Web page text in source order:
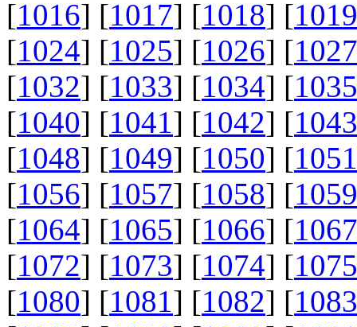
[1016] [1017] [1018] [1019
[1024] [1025] [1026] [1027
[1032] [1033] [1034] [1035
[1040] [1041] [1042] [1043
[1048] [1049] [1050] [1051
[1056] [1057] [1058] [1059
[1064] [1065] [1066] [1067
[1072] [1073] [1074] [1075
[1080] [1081] [1082] [1083